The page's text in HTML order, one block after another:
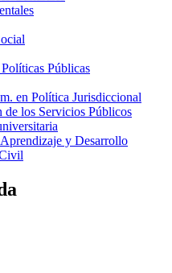
Públicas
en Política Jurisdiccional
de los Servicios Públicos
y Desarrollo